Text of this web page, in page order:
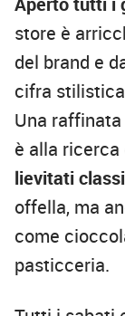
store è
del brand e
cifra
Una
è alla
lievitati
offella, ma
come
pasticceria.